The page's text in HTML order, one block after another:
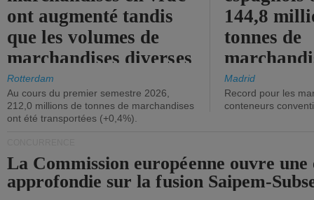
ont augmenté tandis
que les volumes de
marchandises diverses
ont diminué.
Rotterdam
Au cours du premier semestre 2026,
212,0 millions de tonnes de marchandises
ont été transportées (+0,4%).
144,8
tonnes de
(+2,9%).
Madrid
Record pour les
conteneurs
La Commission européenne ouvre une
approfondie sur la fusion Saipem-